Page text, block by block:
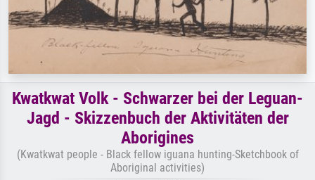
Kwatkwat Volk - Schwarzer bei der Leguan-
Jagd - Skizzenbuch der Aktivitäten der
Aborigines
(Kwatkwat people - Black fellow iguana hunting-Sketchbook of
Aboriginal activities)